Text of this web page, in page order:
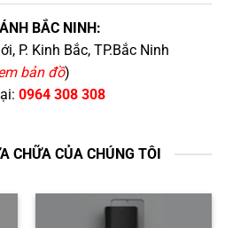
BẮC NINH:
P. Kinh Bắc, TP.Bắc Ninh
bản đồ)
0964 308 308
CHỮA CỦA CHÚNG TÔI